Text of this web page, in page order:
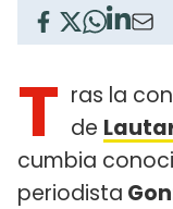
T ras la
de
cumbia
periodista